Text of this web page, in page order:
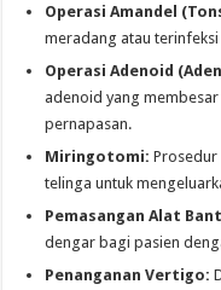
Operasi Amandel
meradang atau
Operasi Adenoid
adenoid yang
pernapasan.
Miringotomi: Prosedur
telinga untuk
Pemasangan Alat
dengar bagi pasien
Penanganan Vertigo: